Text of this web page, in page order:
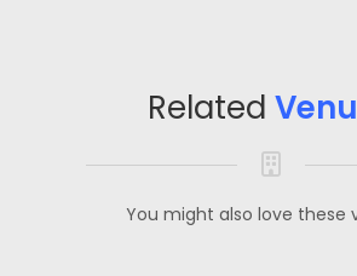
Related
You might also love these